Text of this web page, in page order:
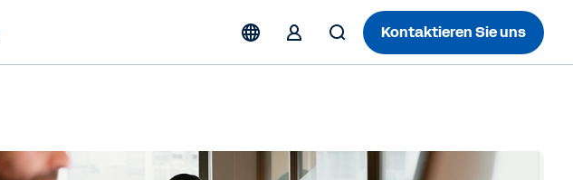
Kontaktieren Sie uns